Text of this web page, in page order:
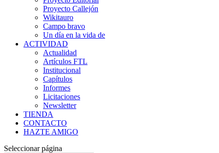
Proyecto Callejón
Wikitauro
Campo bravo
Un día en la vida de
ACTIVIDAD
Actualidad
Artículos FTL
Institucional
Capítulos
Informes
Licitaciones
Newsletter
TIENDA
CONTACTO
HAZTE AMIGO
Seleccionar página